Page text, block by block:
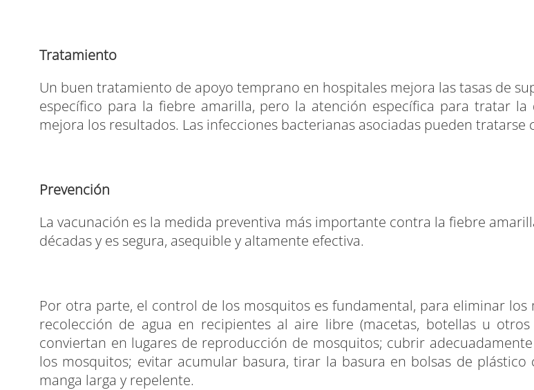
Tratamiento
Un buen tratamiento de apoyo temprano en hospitales mejora las tasas de
específico para la fiebre amarilla, pero la atención específica para tratar
mejora los resultados. Las infecciones bacterianas asociadas pueden tratarse
Prevención
La vacunación es la medida preventiva más importante contra la fiebre
décadas y es segura, asequible y altamente efectiva.
Por otra parte, el control de los mosquitos es fundamental, para eliminar
recolección de agua en recipientes al aire libre (macetas, botellas u
conviertan en lugares de reproducción de mosquitos; cubrir
los mosquitos; evitar acumular basura, tirar la basura en bolsas de
manga larga y repelente.